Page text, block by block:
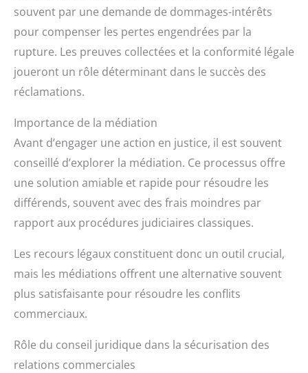
souvent par une demande de dommages-intérêts
pour compenser les pertes engendrées par la
rupture. Les preuves collectées et la conformité légale
joueront un rôle déterminant dans le succès des
réclamations.
Importance de la médiation
Avant d’engager une action en justice, il est souvent
conseillé d’explorer la médiation. Ce processus offre
une solution amiable et rapide pour résoudre les
différends, souvent avec des frais moindres par
rapport aux procédures judiciaires classiques.
Les recours légaux constituent donc un outil crucial,
mais les médiations offrent une alternative souvent
plus satisfaisante pour résoudre les conflits
commerciaux.
Rôle du conseil juridique dans la sécurisation des
relations commerciales